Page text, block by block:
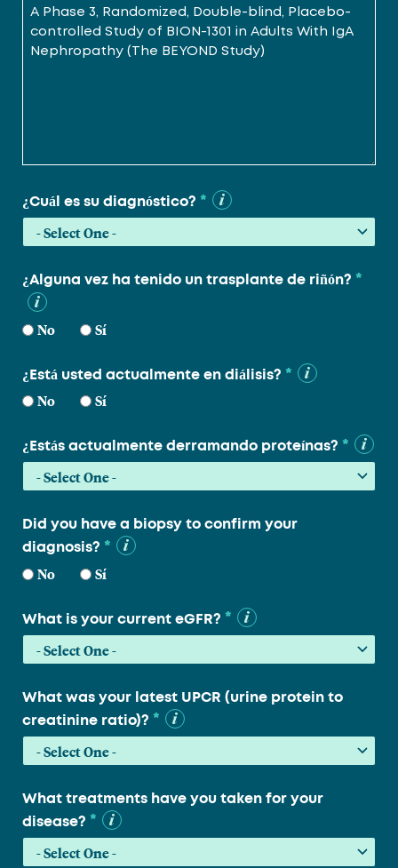
¿Cuál es su diagnóstico? *
¿Alguna vez ha tenido un trasplante de riñón? *
No Sí
¿Está usted actualmente en diálisis? *
No Sí
¿Estás actualmente derramando proteínas? *
Did you have a biopsy to confirm your
diagnosis? *
No Sí
What is your current eGFR? *
What was your latest UPCR (urine protein to
creatinine ratio)? *
What treatments have you taken for your
disease? *